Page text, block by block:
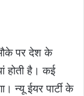
पर देश के
होती है। कई
न्यू ईयर पार्टी के